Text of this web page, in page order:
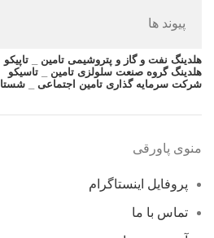
پیوند ها
هلدینگ نفت و گاز و پتروشیمی تامین _ تاپیکو
هلدینگ گروه صنعت سلولزی تامین _ تاسیکو
شرکت سرمایه گذاری تامین اجتماعی _ شستا
منوی پاورقی
پروفایل اینستاگرام
تماس با ما